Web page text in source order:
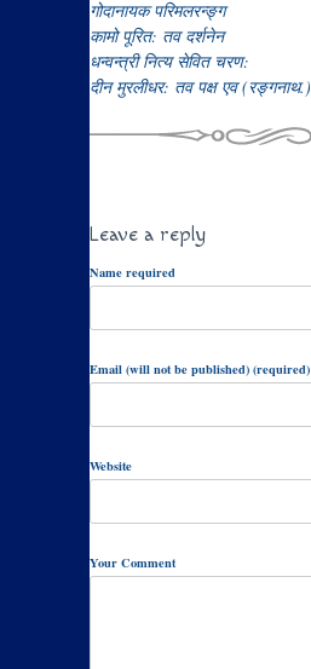
गोदानायक परिमलरन्ङ्ग
कामो पूरित: तव दर्शनेन
धन्वन्त्री नित्य सेवित चरण:
दीन मुरलीधर: तव पक्ष एव (रङ्गनाथ.)
Leave a reply
Name required
Email (will not be published) (required)
Website
Your Comment